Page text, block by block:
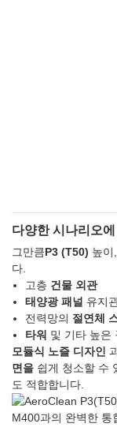
다양한 시나리오
그만큼P3 (T50) 높이
다.
고층 건물 외관
태양광 패널 유지
전력망의 절연체
타워 및 기타 높은
모듈식 노즐 디자인
면을 쉽게 청소할 수
도 적합합니다.